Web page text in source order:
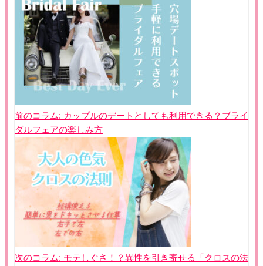
投
稿
ナ
ビ
ゲ
ー
ョ
ン
前のコラム: カップルのデートとしても利用できる？ブライ
ダルフェアの楽しみ方
次のコラム: モテしぐさ！？異性を引き寄せる「クロスの法